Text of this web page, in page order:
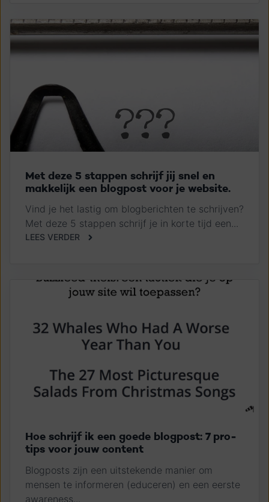
Met deze 5 stappen schrijf jij snel en
makkelijk een blogpost voor je website.
Vind je het lastig om blogberichten te schrijven?
Met deze 5 stappen schrijf je in korte tijd een...
LEES VERDER
Hoe schrijf ik een goede blogpost: 7 pro-
tips voor jouw content
Blogposts zijn een uitstekende manier om
mensen te informeren (educeren) en een eerste
awareness...